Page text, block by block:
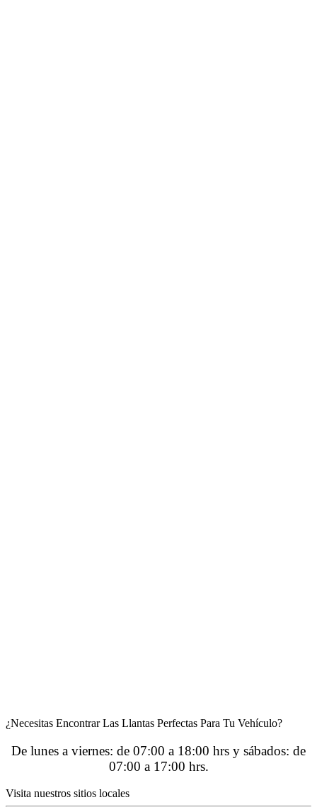
¿Necesitas Encontrar Las Llantas Perfectas Para Tu Vehículo?
De lunes a viernes: de 07:00 a 18:00 hrs y sábados: de
07:00 a 17:00 hrs.
Visita nuestros sitios locales